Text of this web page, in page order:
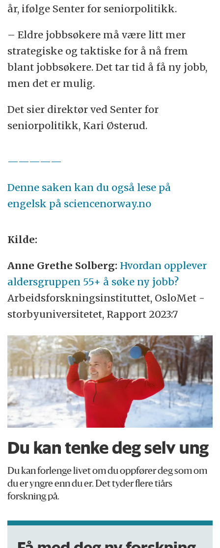
år, ifølge Senter for seniorpolitikk.
– Eldre jobbsøkere må være litt mer
strategiske og taktiske for å nå frem
blant jobbsøkere. Det tar tid å få ny jobb,
men det er mulig.
Det sier direktør ved Senter for
seniorpolitikk, Kari Østerud.
—————
Denne saken kan du også lese på
engelsk på sciencenorway.no
Kilde:
Anne Grethe Solberg: Hvordan opplever
aldersgruppen 55+ å søke ny jobb?
Arbeidsforskningsinstituttet, OsloMet -
storbyuniversitetet, Rapport 2023:7
Du kan tenke deg selv ung
Du kan forlenge livet om du oppfører deg som om
du er yngre enn du er. Det tyder flere tiårs
forskning på.